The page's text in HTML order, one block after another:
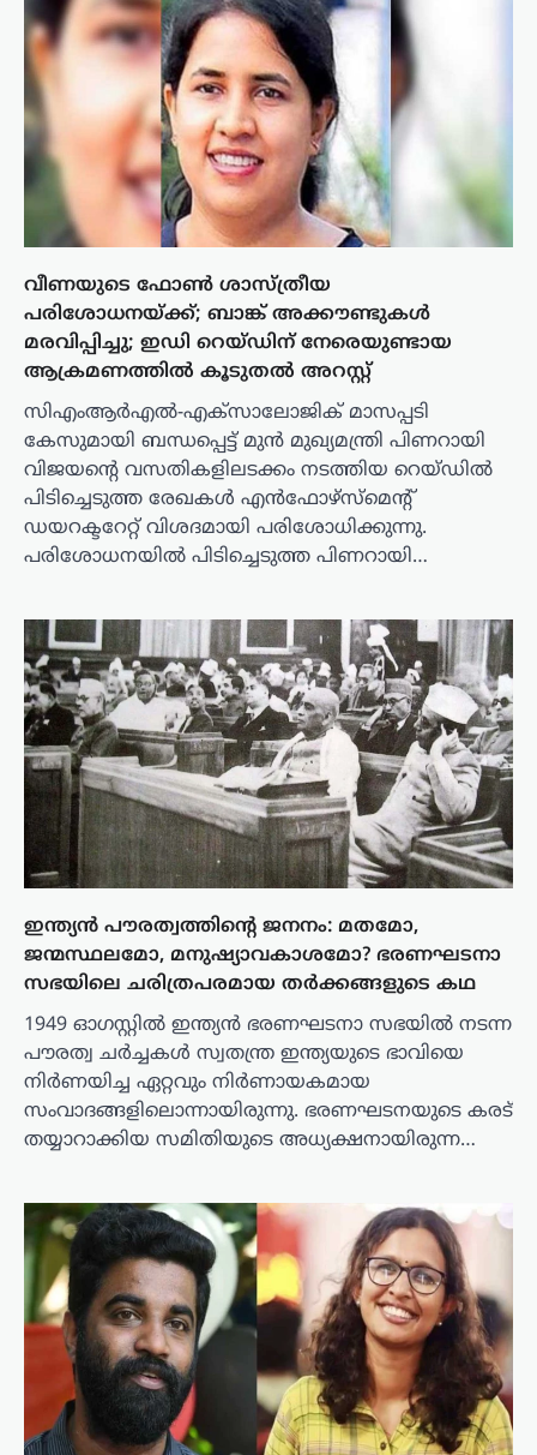
വീണയുടെ ഫോൺ ശാസ്ത്രീയ
പരിശോധനയ്ക്ക്; ബാങ്ക് അക്കൗണ്ടുകൾ
മരവിപ്പിച്ചു; ഇഡി റെയ്ഡിന് നേരെയുണ്ടായ
ആക്രമണത്തിൽ കൂടുതൽ അറസ്റ്റ്
സിഎംആർഎൽ-എക്‌സാലോജിക് മാസപ്പടി
കേസുമായി ബന്ധപ്പെട്ട് മുൻ മുഖ്യമന്ത്രി പിണറായി
വിജയന്റെ വസതികളിലടക്കം നടത്തിയ റെയ്ഡിൽ
പിടിച്ചെടുത്ത രേഖകൾ എൻഫോഴ്സ്മെന്റ്
ഡയറക്ടറേറ്റ് വിശദമായി പരിശോധിക്കുന്നു.
പരിശോധനയിൽ പിടിച്ചെടുത്ത പിണറായി…
ഇന്ത്യൻ പൗരത്വത്തിന്റെ ജനനം: മതമോ,
ജന്മസ്ഥലമോ, മനുഷ്യാവകാശമോ? ഭരണഘടനാ
സഭയിലെ ചരിത്രപരമായ തർക്കങ്ങളുടെ കഥ
1949 ഓഗസ്റ്റിൽ ഇന്ത്യൻ ഭരണഘടനാ സഭയിൽ നടന്ന
പൗരത്വ ചർച്ചകൾ സ്വതന്ത്ര ഇന്ത്യയുടെ ഭാവിയെ
നിർണയിച്ച ഏറ്റവും നിർണായകമായ
സംവാദങ്ങളിലൊന്നായിരുന്നു. ഭരണഘടനയുടെ കരട്
തയ്യാറാക്കിയ സമിതിയുടെ അധ്യക്ഷനായിരുന്ന…